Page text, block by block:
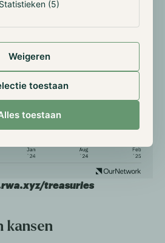
Statistieken (5)
Weigeren
toestaan
toestaan
treasuries
kansen